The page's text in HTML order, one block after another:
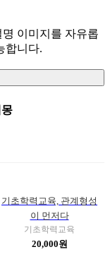
이미지를 자유롭
합니다.
기초학력교육, 관계형성
이 먼저다
기초학력교육
20,000원